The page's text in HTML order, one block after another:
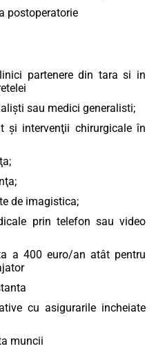
postoperatorie
partenere din tara si in
sau medici generalisti;
şi intervenţii chirurgicale în
de imagistica;
prin telefon sau video
a 400 euro/an atât pentru
cu asigurarile incheiate
muncii